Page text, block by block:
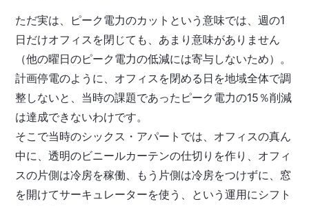
ただ実は、ピーク電力のカットという意味では、週の1
日だけオフィスを閉じても、あまり意味がありません
（他の曜日のピーク電力の低減には寄与しないため）。
計画停電のように、オフィスを閉める日を地域全体で調
整しないと、当時の課題であったピーク電力の15％削減
は達成できないわけです。
そこで当時のシックス・アパートでは、オフィスの真ん
中に、透明のビニールカーテンの仕切りを作り、オフィ
スの片側は冷房を稼働、もう片側は冷房をつけずに、窓
を開けてサーキュレーターを使う、という運用にシフト